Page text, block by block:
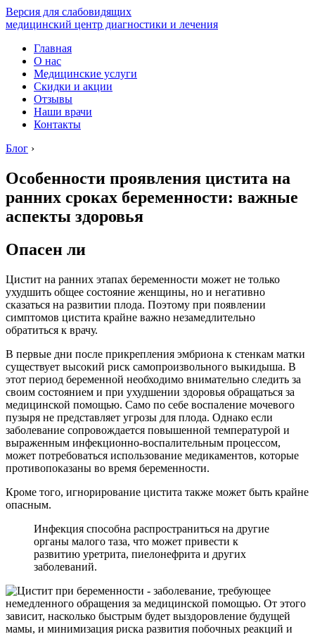
Версия для слабовидящих
медицинский центр диагностики и лечения
Главная
О нас
Медицинские услуги
Скидки и акции
Отзывы
Наши врачи
Контакты
Блог ›
Особенности проявления цистита на
ранних сроках беременности: важные
аспекты здоровья
Опасен ли
Цистит на ранних этапах беременности может не только
ухудшить общее состояние женщины, но и негативно
сказаться на развитии плода. Поэтому при появлении
симптомов цистита крайне важно незамедлительно
обратиться к врачу.
В первые дни после прикрепления эмбриона к стенкам матки
существует высокий риск самопроизвольного выкидыша. В
этот период беременной необходимо внимательно следить за
своим состоянием и при ухудшении здоровья обращаться за
медицинской помощью. Само по себе воспаление мочевого
пузыря не представляет угрозы для плода. Однако если
заболевание сопровождается повышенной температурой и
выраженным инфекционно-воспалительным процессом,
может потребоваться использование медикаментов, которые
противопоказаны во время беременности.
Кроме того, игнорирование цистита также может быть крайне
опасным.
Инфекция способна распространиться на другие
органы малого таза, что может привести к
развитию уретрита, пиелонефрита и других
заболеваний.